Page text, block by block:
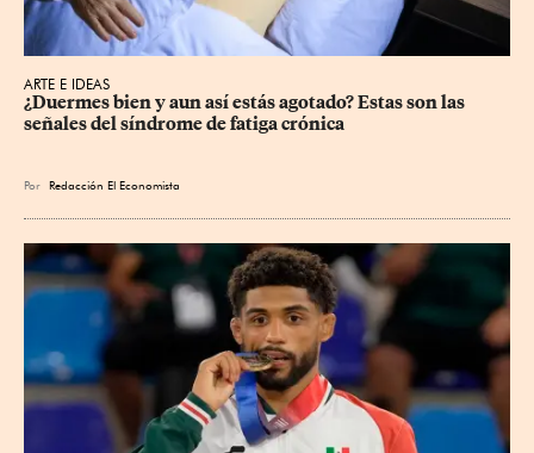
ARTE E IDEAS
¿Duermes bien y aun así estás agotado? Estas son las
señales del síndrome de fatiga crónica
Por Redacción El Economista